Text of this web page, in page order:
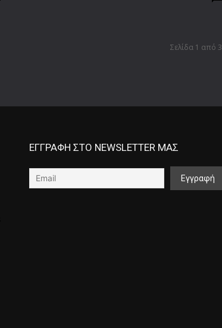
Σελίδα 1 από 3
ΕΓΓΡΑΦΗ ΣΤΟ NEWSLETTER ΜΑΣ